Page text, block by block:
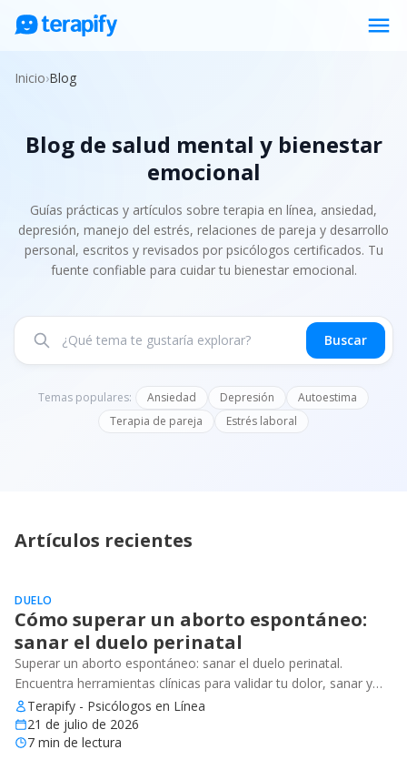
menu
Psicólogos en línea
Opiniones
Preguntas frecuentes
Blog
Trabaja con nosotros
Inicio›Blog
Blog de salud mental y bienestar
emocional
Guías prácticas y artículos sobre terapia en línea, ansiedad,
depresión, manejo del estrés, relaciones de pareja y desarrollo
personal, escritos y revisados por psicólogos certificados. Tu
fuente confiable para cuidar tu bienestar emocional.
Buscar
Temas populares: Ansiedad Depresión
Autoestima
Terapia de pareja
Estrés laboral
Artículos recientes
DUELO
Cómo superar un aborto espontáneo:
sanar el duelo perinatal
Superar un aborto espontáneo: sanar el duelo perinatal.
Encuentra herramientas clínicas para validar tu dolor, sanar y
recuperar tu bienestar emocional.
Terapify - Psicólogos en Línea
21 de julio de 2026
7 min de lectura